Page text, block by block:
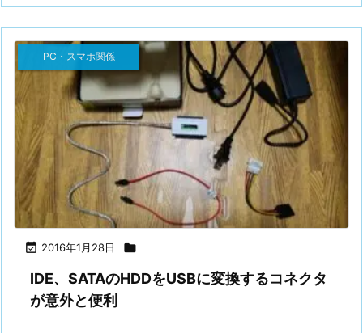
 2016年1月28日 
PC・スマホ関係
IDE、SATAのHDDをUSBに変換するコネクタ
が意外と便利